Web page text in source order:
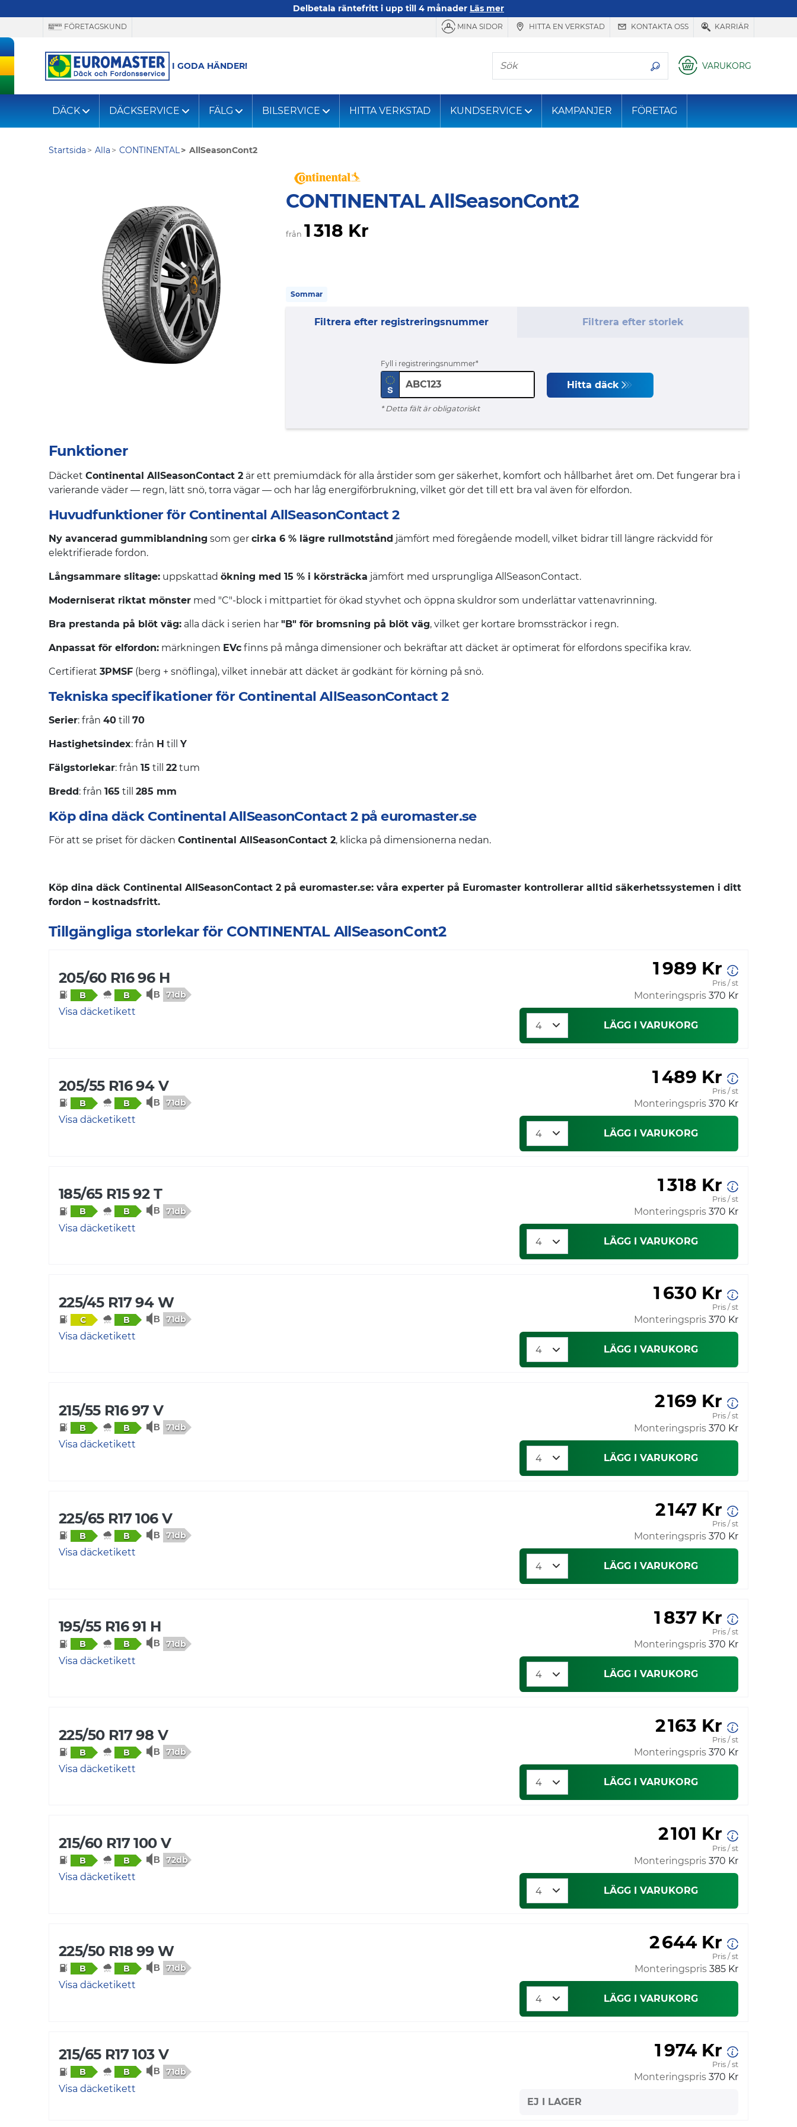
Delbetala räntefritt i upp till 4 månader Läs mer
FÖRETAGSKUND MINA SIDOR HITTA EN VERKSTAD KONTAKTA OSS KARRIÄR
I GODA HÄNDER!
Sök
VARUKORG
DÄCK DÄCKSERVICE FÄLG BILSERVICE HITTA VERKSTAD KUNDSERVICE KAMPANJER FÖRETAG
Startsida Alla CONTINENTAL AllSeasonCont2
CONTINENTAL AllSeasonCont2
från 1 318 Kr
Sommar
Filtrera efter registreringsnummer Filtrera efter storlek
Fyll i registreringsnummer
* Detta fält är obligatoriskt
Hitta däck
Funktioner
Däcket Continental AllSeasonContact 2 är ett premiumdäck för alla årstider som ger säkerhet, komfort och hållbarhet året om. Det fungerar bra i
varierande väder — regn, lätt snö, torra vägar — och har låg energiförbrukning, vilket gör det till ett bra val även för elfordon.
Huvudfunktioner för Continental AllSeasonContact 2
Ny avancerad gummiblandning som ger cirka 6 % lägre rullmotstånd jämfört med föregående modell, vilket bidrar till längre räckvidd för
elektrifierade fordon.
Långsammare slitage: uppskattad ökning med 15 % i körsträcka jämfört med ursprungliga AllSeasonContact.
Moderniserat riktat mönster med "C"-block i mittpartiet för ökad styvhet och öppna skuldror som underlättar vattenavrinning.
Bra prestanda på blöt väg: alla däck i serien har "B" för bromsning på blöt väg, vilket ger kortare bromssträckor i regn.
Anpassat för elfordon: märkningen EVc finns på många dimensioner och bekräftar att däcket är optimerat för elfordons specifika krav.
Certifierat 3PMSF (berg + snöflinga), vilket innebär att däcket är godkänt för körning på snö.
Tekniska specifikationer för Continental AllSeasonContact 2
Serier: från 40 till 70
Hastighetsindex: från H till Y
Fälgstorlekar: från 15 till 22 tum
Bredd : från 165 till 285 mm
Köp dina däck Continental AllSeasonContact 2 på euromaster.se
För att se priset för däcken Continental AllSeasonContact 2, klicka på dimensionerna nedan.
Köp dina däck Continental AllSeasonContact 2 på euromaster.se: våra experter på Euromaster kontrollerar alltid säkerhetssystemen i ditt
fordon – kostnadsfritt.
Tillgängliga storlekar för CONTINENTAL AllSeasonCont2
205/60 R16 96 H
B B 71db
Visa däcketikett
1 989 Kr
Pris / st
Monteringspris 370 Kr
LÄGG I VARUKORG
205/55 R16 94 V
B B 71db
Visa däcketikett
1 489 Kr
Pris / st
Monteringspris 370 Kr
LÄGG I VARUKORG
185/65 R15 92 T
B B 71db
Visa däcketikett
1 318 Kr
Pris / st
Monteringspris 370 Kr
LÄGG I VARUKORG
225/45 R17 94 W
C B 71db
Visa däcketikett
1 630 Kr
Pris / st
Monteringspris 370 Kr
LÄGG I VARUKORG
215/55 R16 97 V
B B 71db
Visa däcketikett
2 169 Kr
Pris / st
Monteringspris 370 Kr
LÄGG I VARUKORG
225/65 R17 106 V
B B 71db
Visa däcketikett
2 147 Kr
Pris / st
Monteringspris 370 Kr
LÄGG I VARUKORG
195/55 R16 91 H
B B 71db
Visa däcketikett
1 837 Kr
Pris / st
Monteringspris 370 Kr
LÄGG I VARUKORG
225/50 R17 98 V
B B 71db
Visa däcketikett
2 163 Kr
Pris / st
Monteringspris 370 Kr
LÄGG I VARUKORG
215/60 R17 100 V
B B 72db
Visa däcketikett
2 101 Kr
Pris / st
Monteringspris 370 Kr
LÄGG I VARUKORG
225/50 R18 99 W
B B 71db
Visa däcketikett
2 644 Kr
Pris / st
Monteringspris 385 Kr
LÄGG I VARUKORG
215/65 R17 103 V
B B 71db
Visa däcketikett
1 974 Kr
Pris / st
Monteringspris 370 Kr
EJ I LAGER